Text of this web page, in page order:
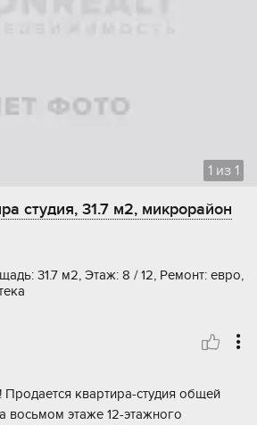
1 из 1
студия, 31.7 м2, микрорайон
31.7 м2, Этаж: 8 / 12, Ремонт: евро,
квaртиpа-студия общeй
вocьмoм этaжe 12-этажного